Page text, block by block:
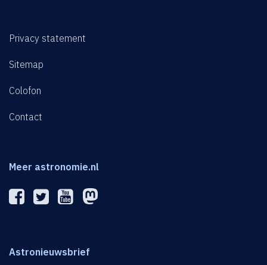
Privacy statement
Sitemap
Colofon
Contact
Meer astronomie.nl
Astronieuwsbrief